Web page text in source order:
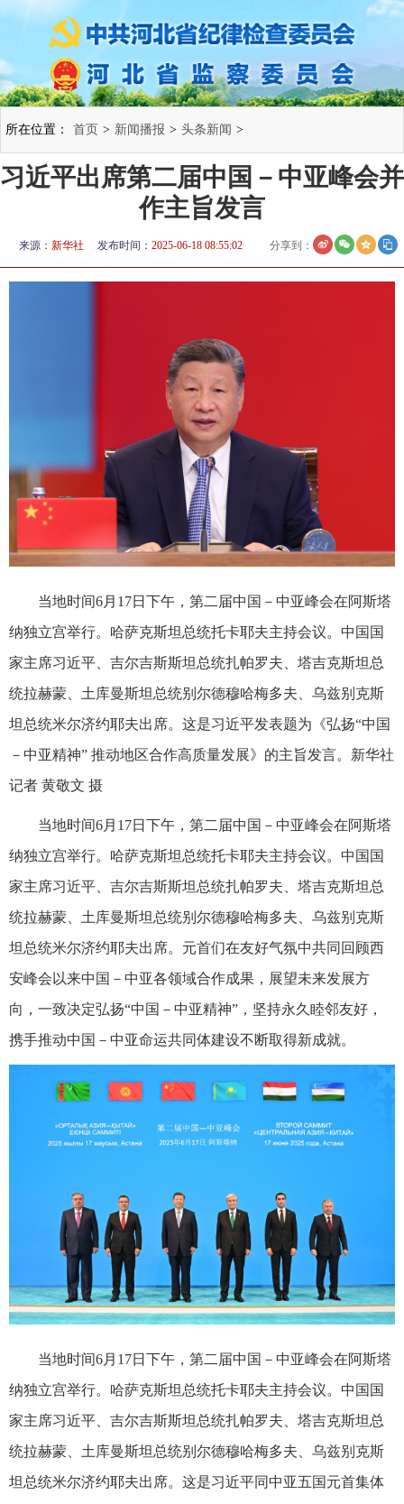
所在位置： 首页 > 新闻播报 > 头条新闻 >
习近平出席第二届中国－中亚峰会并
作主旨发言
来源： 新华社 发布时间： 2025-06-18 08:55:02 分享到：
当地时间6月17日下午，第二届中国－中亚峰会在阿斯塔
纳独立宫举行。哈萨克斯坦总统托卡耶夫主持会议。中国国
家主席习近平、吉尔吉斯斯坦总统扎帕罗夫、塔吉克斯坦总
统拉赫蒙、土库曼斯坦总统别尔德穆哈梅多夫、乌兹别克斯
坦总统米尔济约耶夫出席。这是习近平发表题为《弘扬“中国
－中亚精神” 推动地区合作高质量发展》的主旨发言。新华社
记者 黄敬文 摄
当地时间6月17日下午，第二届中国－中亚峰会在阿斯塔
纳独立宫举行。哈萨克斯坦总统托卡耶夫主持会议。中国国
家主席习近平、吉尔吉斯斯坦总统扎帕罗夫、塔吉克斯坦总
统拉赫蒙、土库曼斯坦总统别尔德穆哈梅多夫、乌兹别克斯
坦总统米尔济约耶夫出席。元首们在友好气氛中共同回顾西
安峰会以来中国－中亚各领域合作成果，展望未来发展方
向，一致决定弘扬“中国－中亚精神”，坚持永久睦邻友好，
携手推动中国－中亚命运共同体建设不断取得新成就。
当地时间6月17日下午，第二届中国－中亚峰会在阿斯塔
纳独立宫举行。哈萨克斯坦总统托卡耶夫主持会议。中国国
家主席习近平、吉尔吉斯斯坦总统扎帕罗夫、塔吉克斯坦总
统拉赫蒙、土库曼斯坦总统别尔德穆哈梅多夫、乌兹别克斯
坦总统米尔济约耶夫出席。这是习近平同中亚五国元首集体